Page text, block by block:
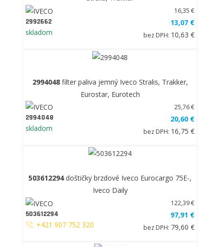
2992662
skladom
16,35 €
13,07 €
bez DPH: 10,63 €
2994048filter paliva jemný Iveco Stralis, Trakker,
Eurostar, Eurotech
2994048
skladom
25,76 €
20,60 €
bez DPH: 16,75 €
503612294doštičky brzdové Iveco Eurocargo 75E-,
Iveco Daily
503612294
+421 907 752 320
122,39 €
97,91 €
bez DPH: 79,60 €